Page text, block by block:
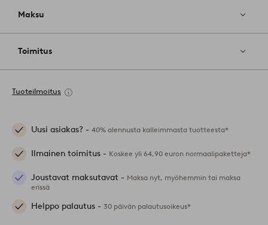
Maksu
Toimitus
Tuoteilmoitus
Uusi asiakas? - 40% alennusta kalleimmasta tuotteesta*
Ilmainen toimitus - Koskee yli 64,90 euron normaalipaketteja*
Joustavat maksutavat - Maksa nyt, myöhemmin tai maksa
erissä
Helppo palautus - 30 päivän palautusoikeus*